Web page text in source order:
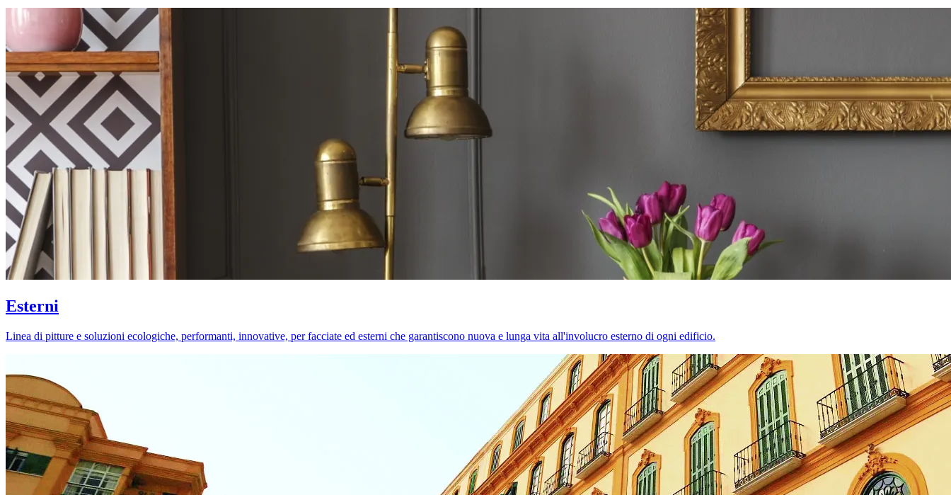
Esterni
Linea di pitture e soluzioni ecologiche, performanti, innovative, per facciate ed esterni che garantiscono nuova e lunga vita all'involucro esterno di ogni edificio.